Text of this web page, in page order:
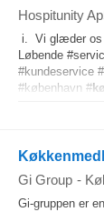
Hospitunity
i. Vi glæder os
Løbende
#kundeservice
#københavn #
Gi Group -
Gi-gruppen er